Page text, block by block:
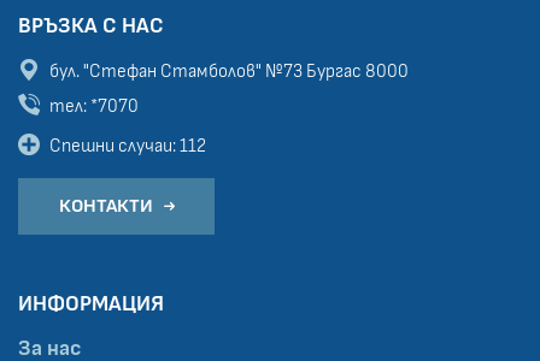
ВРЪЗКА С НАС
бул. "Стефан Стамболов" №73 Бургас 8000
тел: *7070
Спешни случаи: 112
КОНТАКТИ
ИНФОРМАЦИЯ
За нас